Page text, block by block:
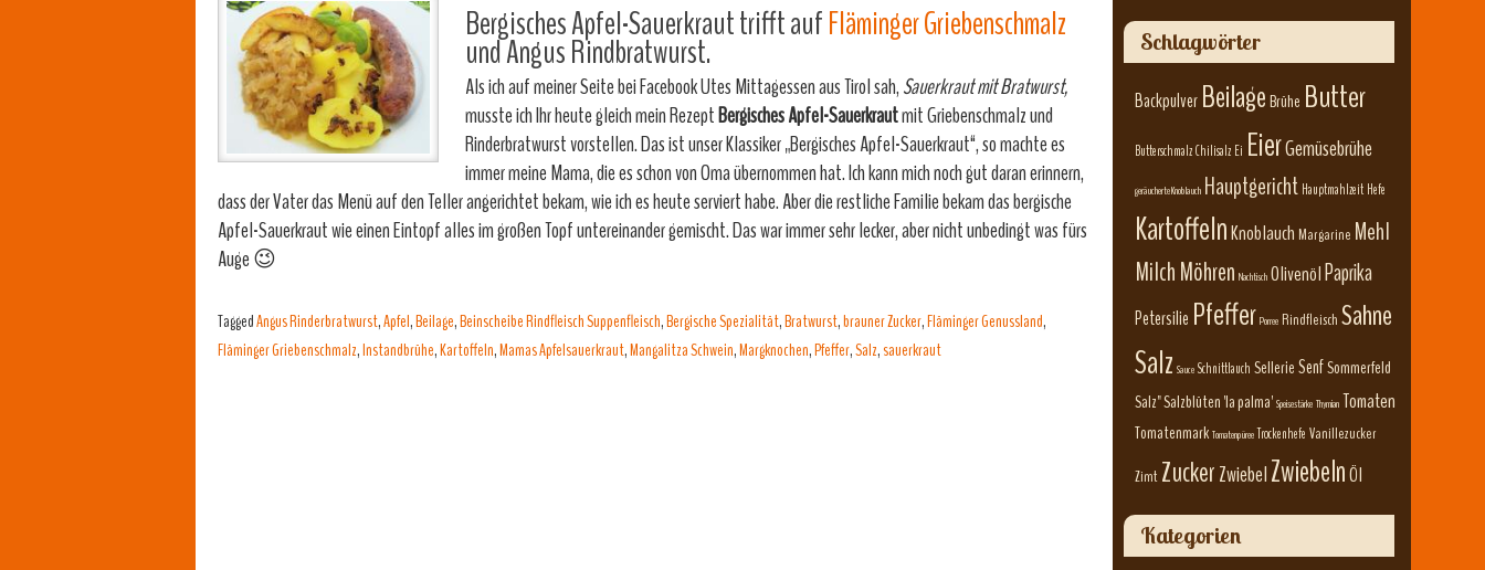
Bergisches Apfel-Sauerkraut trifft aufFläminger Griebenschmalz
und Angus Rindbratwurst.
Als ich auf meiner Seite bei Facebook Utes Mittagessen aus Tirol sah,Sauerkraut mit Bratwurst,
musste ich Ihr heute gleich mein RezeptBergisches Apfel-Sauerkrautmit Griebenschmalz und
Rinderbratwurst vorstellen. Das ist unser Klassiker „Bergisches Apfel-Sauerkraut“, so machte es
immer meine Mama, die es schon von Oma übernommen hat. Ich kann mich noch gut daran erinnern,
dass der Vater das Menü auf den Teller angerichtet bekam, wie ich es heute serviert habe. Aber die restliche Familie bekam das bergische
Apfel-Sauerkraut wie einen Eintopf alles im großen Topf untereinander gemischt. Das war immer sehr lecker, aber nicht unbedingt was fürs
Auge 😉
TaggedAngus Rinderbratwurst,Apfel,Beilage,Beinscheibe Rindfleisch Suppenfleisch,Bergische Spezialität,Bratwurst,brauner Zucker,Fläminger Genussland,
Fläminger Griebenschmalz,Instandbrühe,Kartoffeln,Mamas Apfelsauerkraut,Mangalitza Schwein,Margknochen,Pfeffer,Salz,sauerkraut
Schlagwörter
Backpulver BeilageBrühe Butter
ButterschmalzChilisalz Ei EierGemüsebrühe
geräucherte Knoblauch Hauptgericht Hauptmahlzeit Hefe
KartoffelnKnoblauch Margarine Mehl
MilchMöhren Nachtisch OlivenölPaprika
Petersilie Pfeffer Porree Rindfleisch Sahne
Salz Sauce Schnittlauch SellerieSenfSommerfeld
Salz" Salzblüten 'la palma' Speisestärke Thymian Tomaten
Tomatenmark Tomatenpüree Trockenhefe Vanillezucker
Zimt ZuckerZwiebelZwiebelnÖl
Kategorien